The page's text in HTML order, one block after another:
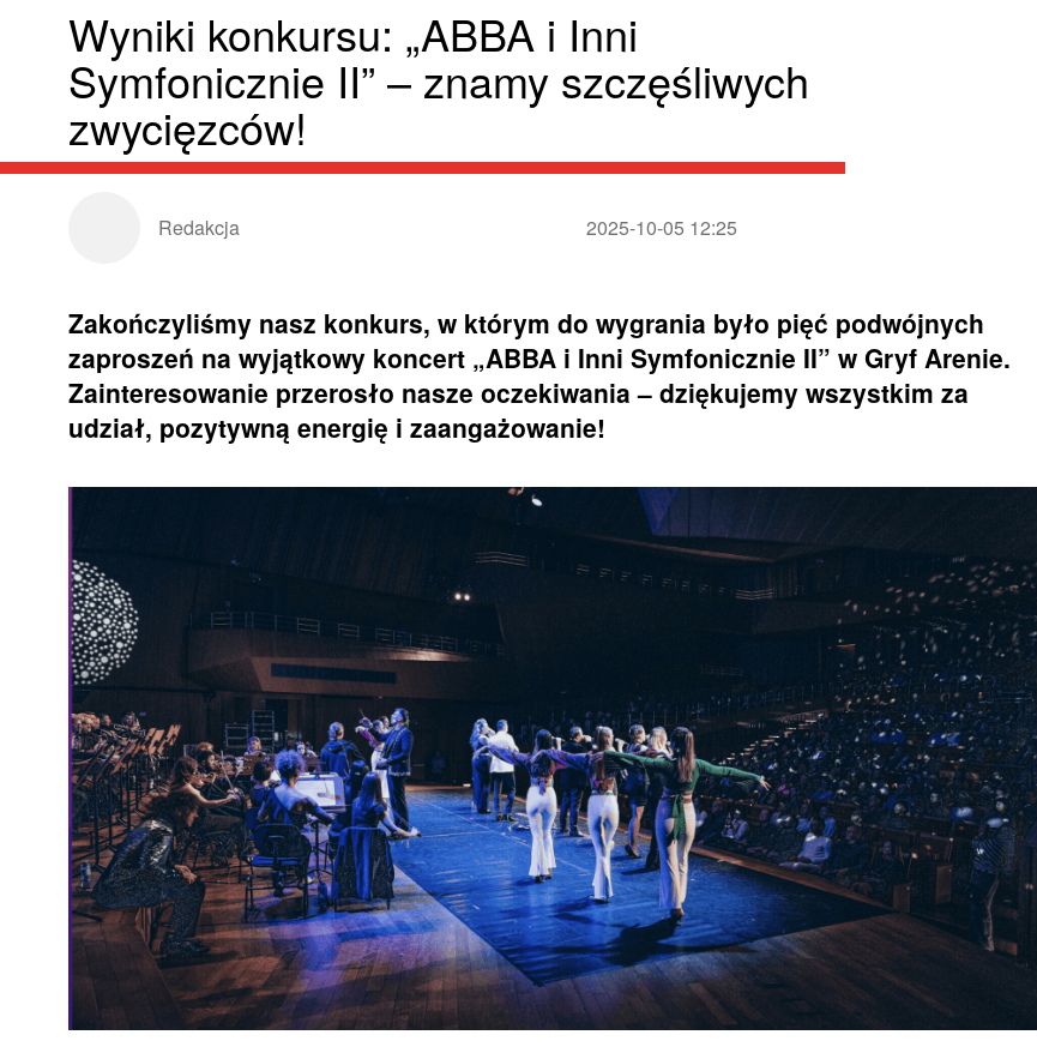
Wyniki konkursu: „ABBA i Inni
Symfonicznie II” – znamy szczęśliwych
zwycięzców!
Redakcja 2025-10-05 12:25
Zakończyliśmy nasz konkurs, w którym do wygrania było pięć podwójnych
zaproszeń na wyjątkowy koncert „ABBA i Inni Symfonicznie II” w Gryf Arenie.
Zainteresowanie przerosło nasze oczekiwania – dziękujemy wszystkim za
udział, pozytywną energię i zaangażowanie!